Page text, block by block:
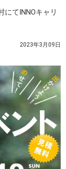
てINNOキャリ
2023年3月09日